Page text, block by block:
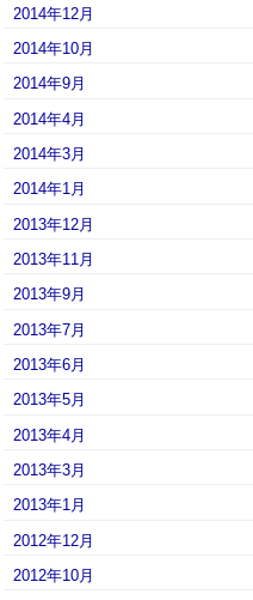
2014年12月
2014年10月
2014年9月
2014年4月
2014年3月
2014年1月
2013年12月
2013年11月
2013年9月
2013年7月
2013年6月
2013年5月
2013年4月
2013年3月
2013年1月
2012年12月
2012年10月